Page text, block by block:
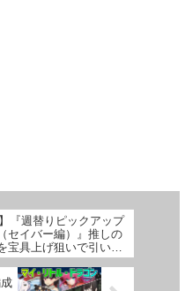
】『週替りピックアップ
セイバー編）』推しの
宝具上げ狙いで引いて